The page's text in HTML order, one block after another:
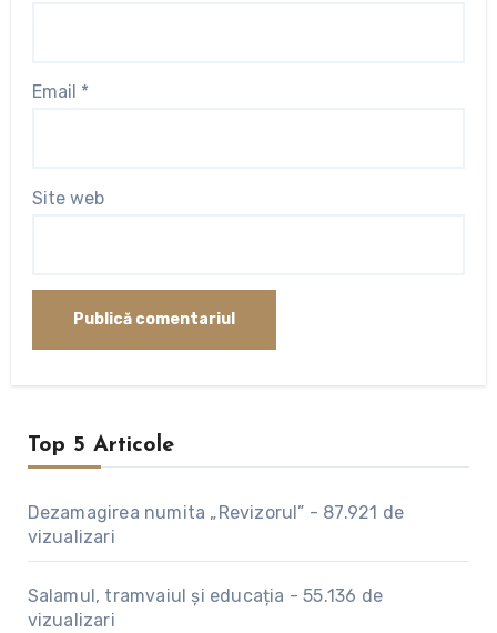
Email *
Site web
Top 5 Articole
Dezamagirea numita „Revizorul” - 87.921 de
vizualizari
Salamul, tramvaiul și educația -55.136 de
vizualizari